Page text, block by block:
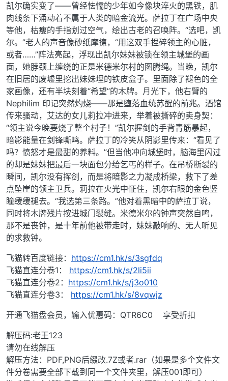
凯尔确实变了——曾经怯懦的少年如今像块淬火的黑铁，肌
肉线条下涌动着不属于人类的暗金流光。萨拉丁在广场中央
等他，枯瘦的手指划过空气，绘出古老的召唤阵。“选吧，凯
尔。”老人的声音像砂纸摩擦，“用这双手捏碎领主的心脏，
或者……”阵法亮起，浮现出凯尔妹妹被锁在领主城堡的画
面，她脖颈上缠绕的正是米德米尔村的图腾绳。当晚，凯尔
在旧居的废墟里挖出妹妹埋的铁皮盒子。里面除了褪色的全
家画像，还有半块刻着“希望”的木牌。月光下，他右臂的
Nephilim 印记突然灼烧——那是堕落血统苏醒的前兆。酒馆
传来骚动，艾达的女儿莉拉冲进来，举着被撕碎的卖身契：
“领主说今晚要烧了整个村子！”凯尔握剑的手背青筋暴起，
暗影能量在剑锋嘶鸣。萨拉丁的冷笑从阴影里传来：“看见了
吗？愤怒才是最甜的养料。”但当他冲向城堡时，脑海里闪过
的却是妹妹把最后一块面包分给乞丐的样子。在吊桥断裂的
瞬间，凯尔没有挥剑，而是将暗影之力凝成桥梁，救下了差
点坠崖的领主卫兵。莉拉在火光中怔住，凯尔右眼的金色竖
瞳缓缓褪去。“我选第三条路。”他对着黑暗中的萨拉丁说，
同时将木牌残片按进城门裂缝。米德米尔的钟声突然自鸣，
那不是丧钟，是十年前他被带走时，妹妹敲响的、无人听见
的求救钟。
飞猫转百度链接： https://cm1.hk/s/3sgfdq
飞猫直连分卷1： https://cm1.hk/s/2li5ii
飞猫直连分卷2： https://cm1.hk/s/j3o010
飞猫直连分卷3： https://cm1.hk/s/8vqwjz
开通飞猫盘会员，输入优惠码：QTR6C0 享受折扣
解压码:老王123
请勿在线解压
解压方法：PDF,PNG后缀改.7Z或者.rar（如果是多个文件文
件分卷需要全部下载到同一个文件夹里，解压001即可）